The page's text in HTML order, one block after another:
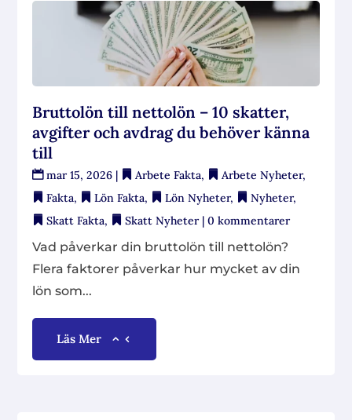
Bruttolön till nettolön – 10 skatter,
avgifter och avdrag du behöver känna
till
mar 15, 2026 | Arbete Fakta, Arbete Nyheter,
Fakta, Lön Fakta, Lön Nyheter, Nyheter,
Skatt Fakta, Skatt Nyheter| 0 kommentarer
Vad påverkar din bruttolön till nettolön?
Flera faktorer påverkar hur mycket av din
lön som...
Läs Mer